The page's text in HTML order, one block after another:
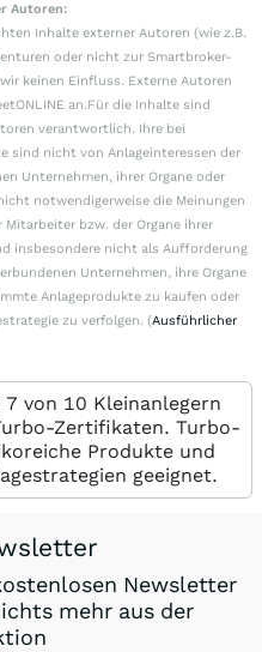
Autoren:
Inhalte externer Autoren (wie z.B.
oder nicht zur Smartbroker-
keinen Einfluss. Externe Autoren
an.Für die Inhalte sind
verantwortlich. Ihre bei
sind nicht von Anlageinteressen der
Unternehmen, ihrer Organe oder
notwendigerweise die Meinungen
bzw. der Organe ihrer
insbesondere nicht als Aufforderung
Unternehmen, ihre Organe
Anlageprodukte zu kaufen oder
zu verfolgen. (Ausführlicher
von 10 Kleinanlegern
Zertifikaten. Turbo-
Produkte und
geeignet.
Newsletter
mehr aus der